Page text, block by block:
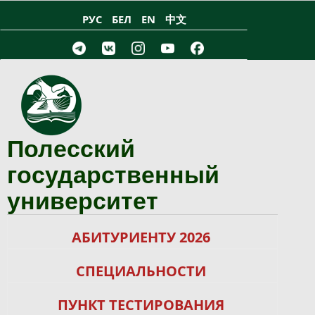
РУС БЕЛ EN 中文
Полесский
государственный
университет
АБИТУРИЕНТУ 2026
СПЕЦИАЛЬНОСТИ
ПУНКТ ТЕСТИРОВАНИЯ